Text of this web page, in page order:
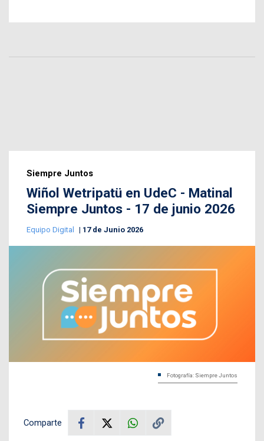
Siempre Juntos
Wiñol Wetripatü en UdeC - Matinal
Siempre Juntos - 17 de junio 2026
Equipo Digital 17 de Junio 2026
Fotografía: Siempre Juntos
Comparte